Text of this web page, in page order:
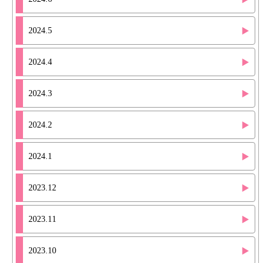
2024.5
2024.4
2024.3
2024.2
2024.1
2023.12
2023.11
2023.10